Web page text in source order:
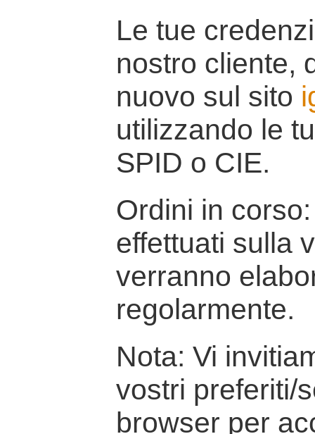
Le tue
nostro cliente,
nuovo sul sito
utilizzando le
SPID o CIE.
Ordini in
effettuati sulla
verranno
regolarmente.
Nota: Vi
vostri preferiti/
browser per